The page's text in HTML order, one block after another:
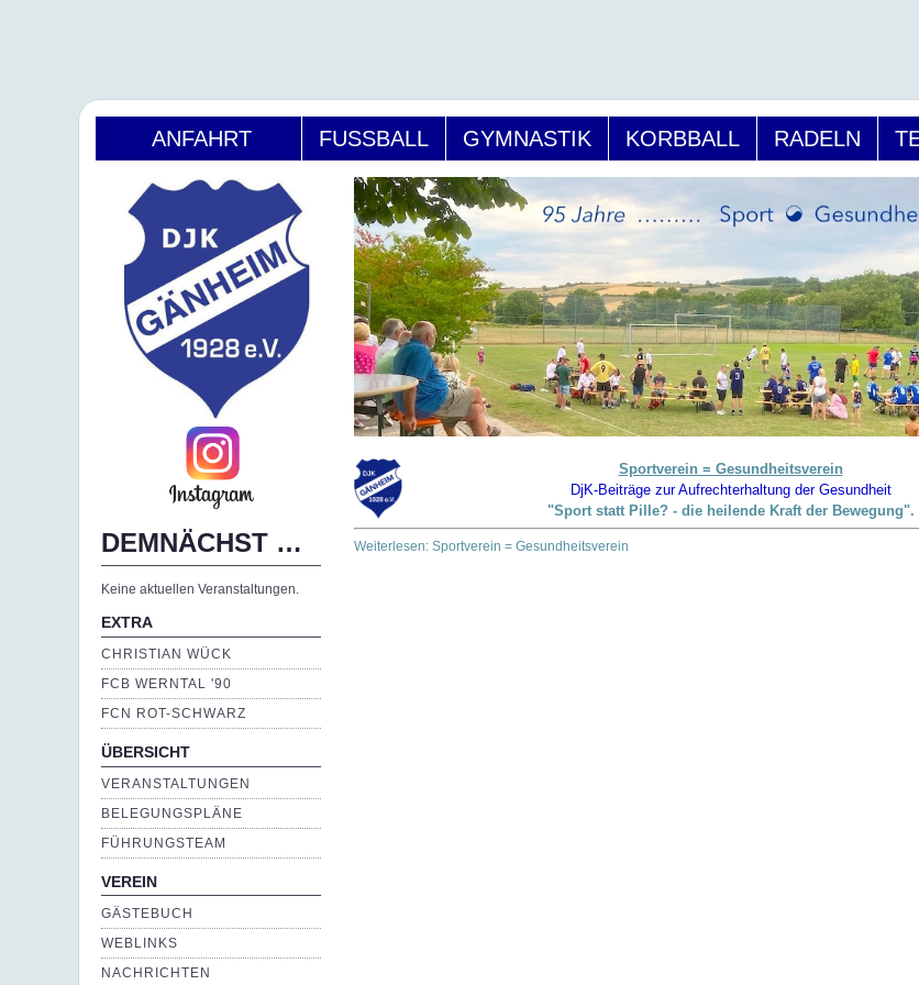
ANFAHRT FUSSBALL GYMNASTIK KORBBALL RADELN
DEMNÄCHST …
Keine aktuellen Veranstaltungen.
EXTRA
CHRISTIAN WÜCK
FCB WERNTAL '90
FCN ROT-SCHWARZ
ÜBERSICHT
VERANSTALTUNGEN
BELEGUNGSPLÄNE
FÜHRUNGSTEAM
VEREIN
GÄSTEBUCH
WEBLINKS
NACHRICHTEN
Sportverein = Gesundheitsverein
DjK-Beiträge zur Aufrechterhaltung der Gesundheit
"Sport statt Pille? - die heilende Kraft der Bewegung".
Weiterlesen: Sportverein = Gesundheitsverein